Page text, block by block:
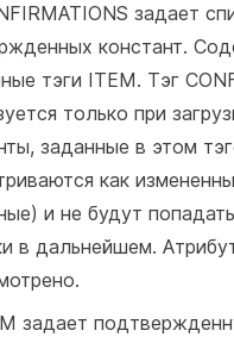
задает
констант.
тэги ITEM. Тэг
только при
заданные в этом
как
и не будут
в дальнейшем.
задает